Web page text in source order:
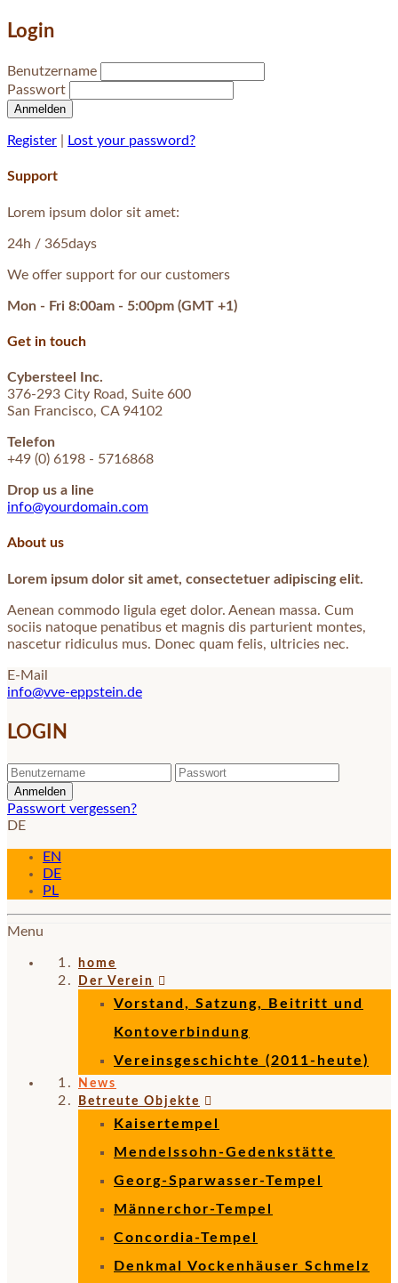
Login
Benutzername
Passwort
Anmelden
Register Lost your password?
Support
Lorem ipsum dolor sit amet:
24h / 365days
We offer support for our customers
Mon - Fri 8:00am - 5:00pm (GMT +1)
Get in touch
Cybersteel Inc.
376-293 City Road, Suite 600
San Francisco, CA 94102
Telefon
+49 (0) 6198 - 5716868
Drop us a line
info@yourdomain.com
About us
Lorem ipsum dolor sit amet, consectetuer adipiscing elit.
Aenean commodo ligula eget dolor. Aenean massa. Cum
sociis natoque penatibus et magnis dis parturient montes,
nascetur ridiculus mus. Donec quam felis, ultricies nec.
E-Mail
info@vve-eppstein.de
LOGIN
Passwort vergessen?
DE
EN
DE
PL
Menu
home
Der Verein
Vorstand, Satzung, Beitritt und
Kontoverbindung
Vereinsgeschichte (2011-heute)
News
Betreute Objekte
Kaisertempel
Mendelssohn-Gedenkstätte
Georg-Sparwasser-Tempel
Männerchor-Tempel
Concordia-Tempel
Denkmal Vockenhäuser Schmelz